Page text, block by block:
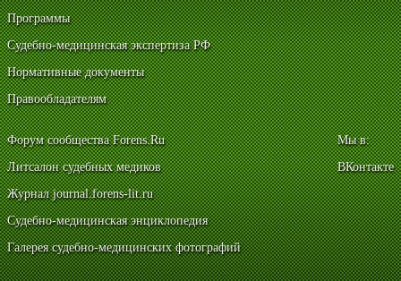
Программы
Судебно-медицинская экспертиза РФ
Нормативные документы
Правообладателям
Форум сообщества Forens.Ru
Литсалон судебных медиков
Журнал journal.forens-lit.ru
Судебно-медицинская энциклопедия
Галерея судебно-медицинских фотографий
Мы в:
ВКонтакте